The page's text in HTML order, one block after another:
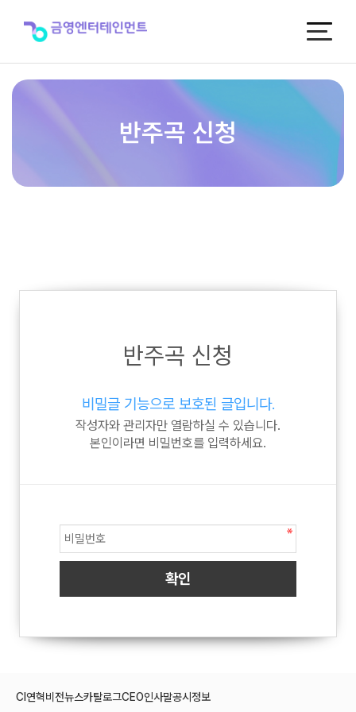
반주곡 신청
반주곡 신청
비밀글 기능으로 보호된 글입니다.
작성자와 관리자만 열람하실 수 있습니다.
본인이라면 비밀번호를 입력하세요.
CI 연혁비전뉴스카탈로그CEO인사말공시정보